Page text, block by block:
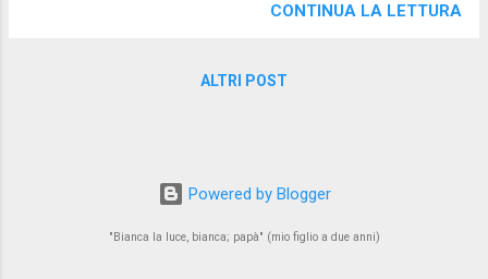
astigmatico, un descrittore dell'inesistente.
vello sacro la balbuzie dei miei sentimenti e i
inedito 2021) Foto di Sergio Daniele Donati
CONTINUA LA LETTURA
ALTRI POST
Powered by Blogger
"Bianca la luce, bianca; papà" (mio figlio a due anni)